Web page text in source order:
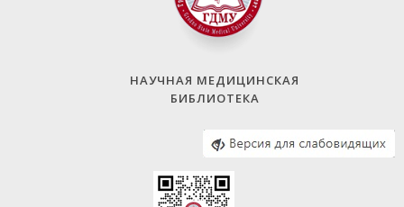
НАУЧНАЯ МЕДИЦИНСКАЯ
БИБЛИОТЕКА